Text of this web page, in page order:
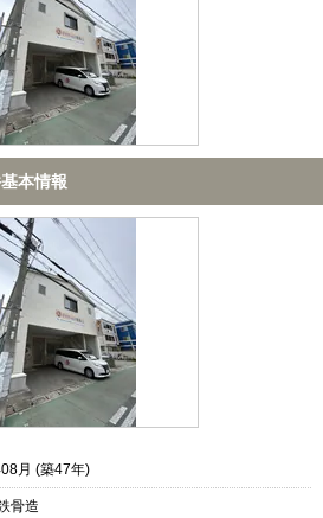
本情報
月 (築47年)
骨造